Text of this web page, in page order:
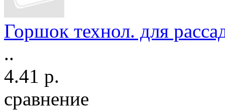
Горшок технол. для
..
4.41 р.
сравнение